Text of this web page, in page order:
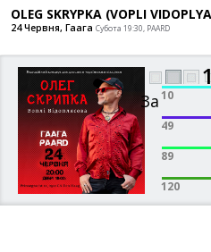
OLEG SKRYPKA
10
49
89
120
додано в кошик